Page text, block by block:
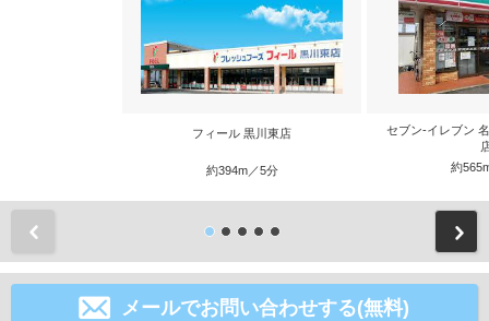
フィール 黒川東店
約394m／5分
セブン-イレブン
約
メールでお問い合わせする(無料)